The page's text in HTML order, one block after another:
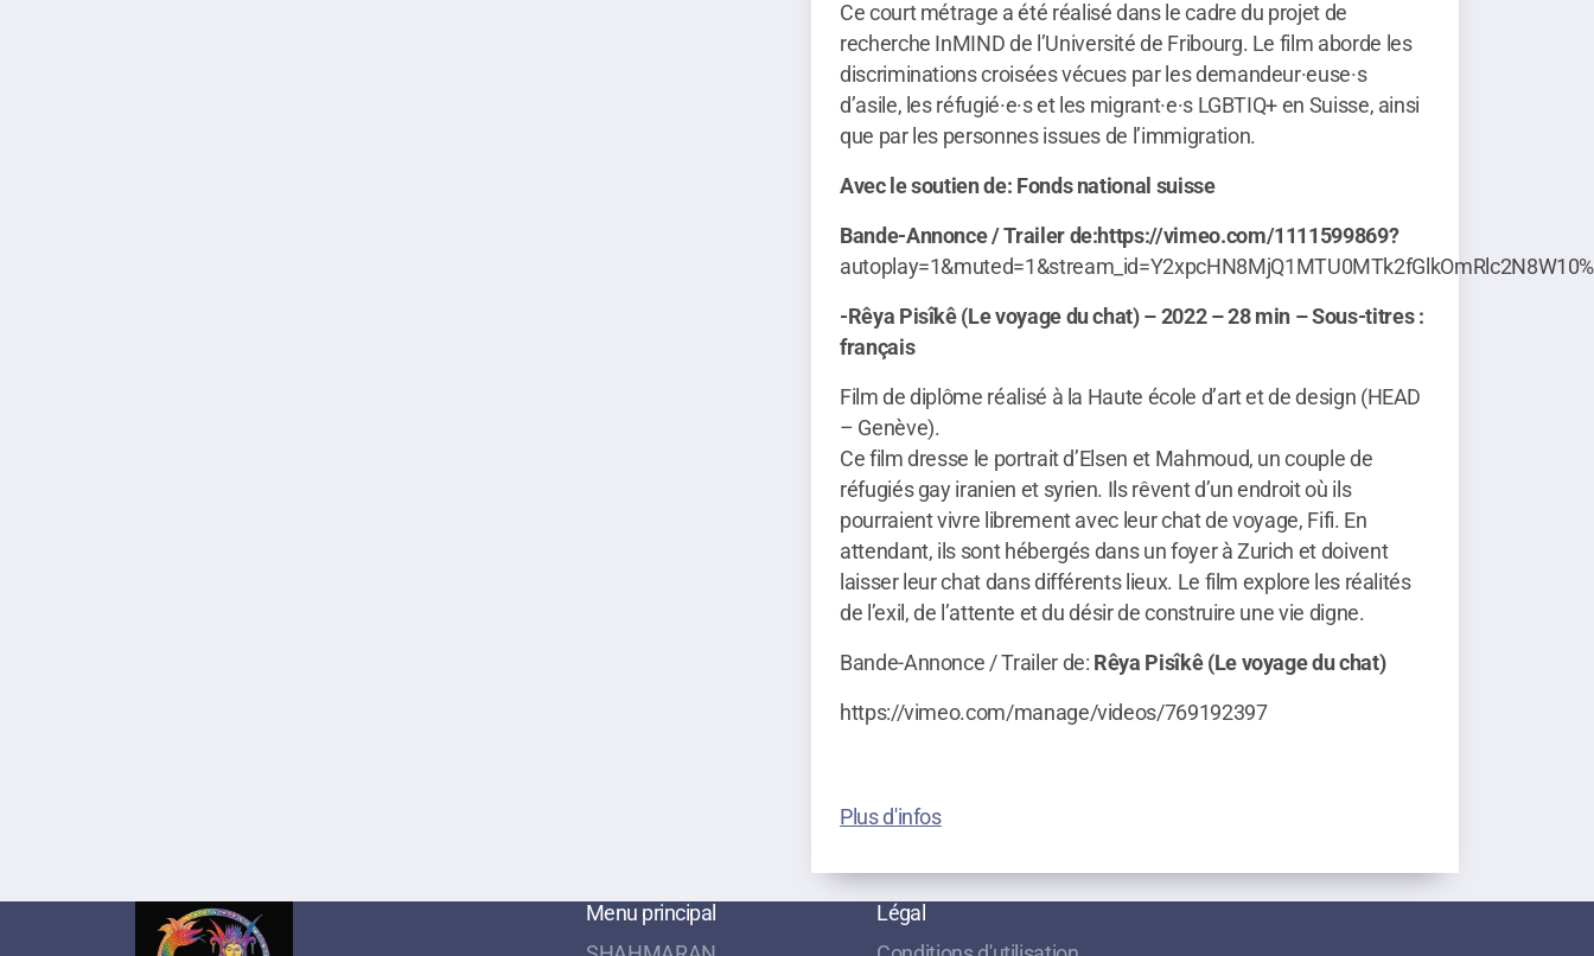
Ce court métrage a été réalisé dans le cadre du projet de
recherche InMIND de l’Université de Fribourg. Le film aborde les
discriminations croisées vécues par les demandeur·euse·s
d’asile, les réfugié·e·s et les migrant·e·s LGBTIQ+ en Suisse, ainsi
que par les personnes issues de l’immigration.
Avec le soutien de: Fonds national suisse
Bande-Annonce / Trailer de:https://vimeo.com/1111599869?
-Rêya Pisîkê (Le voyage du chat) – 2022 – 28 min – Sous-titres :
français
Film de diplôme réalisé à la Haute école d’art et de design (HEAD
– Genève).
Ce film dresse le portrait d’Elsen et Mahmoud, un couple de
réfugiés gay iranien et syrien. Ils rêvent d’un endroit où ils
pourraient vivre librement avec leur chat de voyage, Fifi. En
attendant, ils sont hébergés dans un foyer à Zurich et doivent
laisser leur chat dans différents lieux. Le film explore les réalités
de l’exil, de l’attente et du désir de construire une vie digne.
Bande-Annonce / Trailer de: Rêya Pisîkê (Le voyage du chat)
https://vimeo.com/manage/videos/769192397
Plus d'infos
Menu principal
Légal